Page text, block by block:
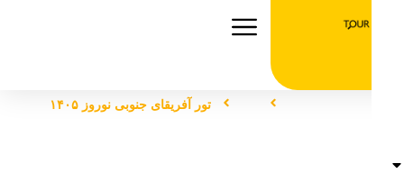
تور تور آفریقای جنوبی نوروز ۱۴۰۵